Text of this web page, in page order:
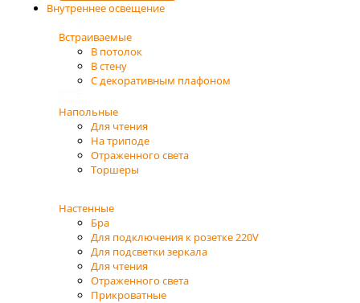
Внутреннее освещение
Встраиваемые
В потолок
В стену
С декоративным плафоном
Напольные
Для чтения
На триподе
Отраженного света
Торшеры
Настенные
Бра
Для подключения к розетке 220V
Для подсветки зеркала
Для чтения
Отраженного света
Прикроватные